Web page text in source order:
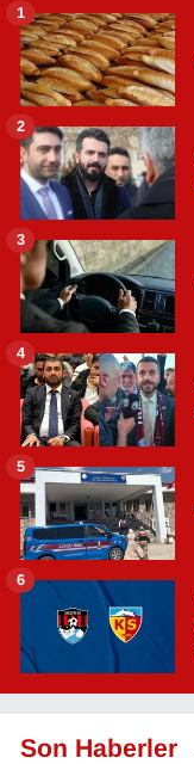
1
2
3
4
5
6
Son Haberler